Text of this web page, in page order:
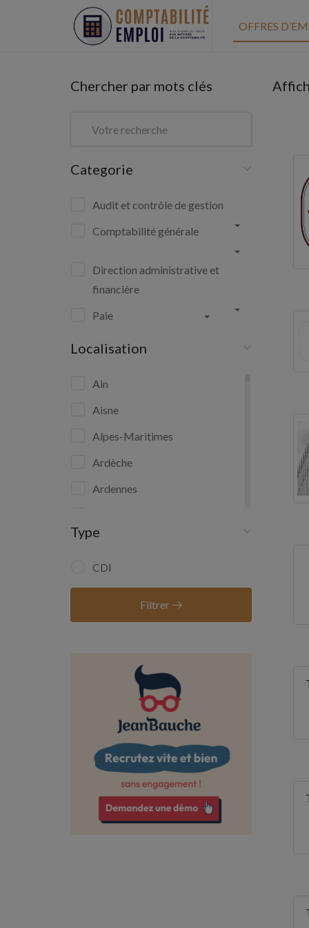
OFFRES
Chercher par mots clés
Categorie
Audit et contrôle de gestion
Comptabilité générale
Direction administrative et
financière
Paie
Localisation
Ain
Aisne
Alpes-Maritimes
Ardèche
Ardennes
Aube
Aude
Bas-Rhin
Calvados
Charente
Charente-Maritime
Corrèze
Type
CDI
Filtrer